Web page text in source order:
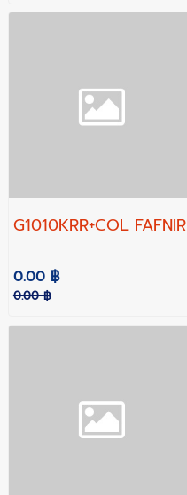
G1010KRR+COL FAFNIR
0.00 ฿
0.00 ฿